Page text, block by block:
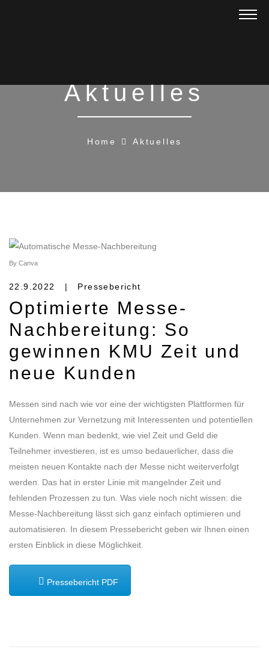
Aktuelles
Home Aktuelles
By Canva
22.9.2022 | Pressebericht
Optimierte Messe-
Nachbereitung: So
gewinnen KMU Zeit und
neue Kunden
Messen sind nach wie vor eine der wichtigsten Plattformen für
Unternehmen zur Vernetzung mit Interessenten und potentiellen
Kunden. Wenn man bedenkt, wie viel Zeit und Geld die
Teilnehmer investieren, ist es umso bedauerlicher, dass die
meisten neuen Kontakte nach der Messe nicht weiterverfolgt
werden. Das hat in erster Linie mit mangelnder Zeit und
fehlenden Prozessen zu tun. Was viele noch nicht wissen: die
Messe-Nachbereitung lässt sich ganz einfach optimieren und
automatisieren. In diesem Pressebericht geben wir Ihnen einen
ersten Einblick in diese Möglichkeit.
Pressebericht PDF